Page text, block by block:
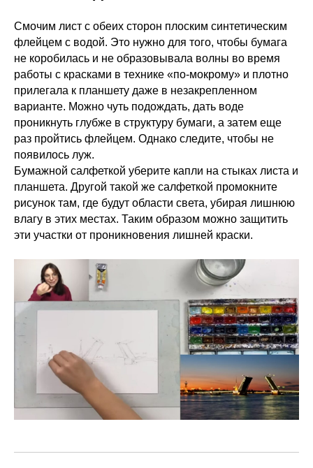
Смочим лист с обеих сторон плоским синтетическим
флейцем с водой. Это нужно для того, чтобы бумага
не коробилась и не образовывала волны во время
работы с красками в технике «по-мокрому» и плотно
прилегала к планшету даже в незакрепленном
варианте. Можно чуть подождать, дать воде
проникнуть глубже в структуру бумаги, а затем еще
раз пройтись флейцем. Однако следите, чтобы не
появилось луж.
Бумажной салфеткой уберите капли на стыках листа и
планшета. Другой такой же салфеткой промокните
рисунок там, где будут области света, убирая лишнюю
влагу в этих местах. Таким образом можно защитить
эти участки от проникновения лишней краски.